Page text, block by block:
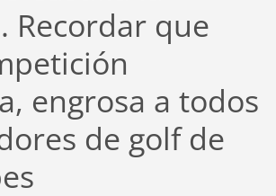
Recordar que
engrosa a todos
de golf de